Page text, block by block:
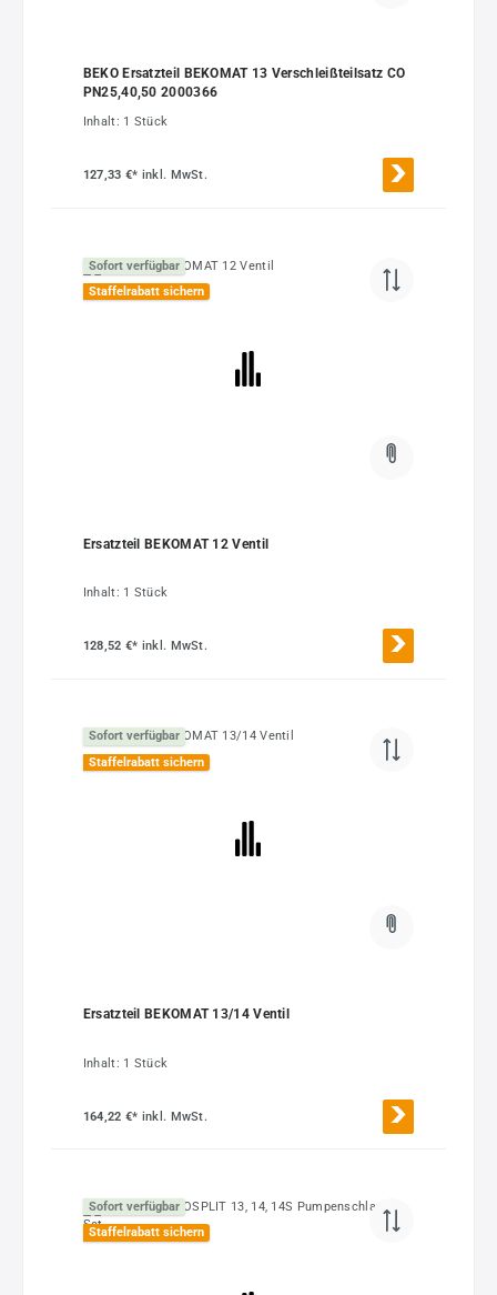
BEKO Ersatzteil BEKOMAT 13 Verschleißteilsatz CO
PN25,40,50 2000366
Inhalt: 1 Stück
127,33 €* inkl. MwSt.
Sofort verfügbar
Staffelrabatt sichern
Ersatzteil BEKOMAT 12 Ventil
Inhalt: 1 Stück
128,52 €* inkl. MwSt.
Sofort verfügbar
Staffelrabatt sichern
Ersatzteil BEKOMAT 13/14 Ventil
Inhalt: 1 Stück
164,22 €* inkl. MwSt.
Sofort verfügbar
Staffelrabatt sichern